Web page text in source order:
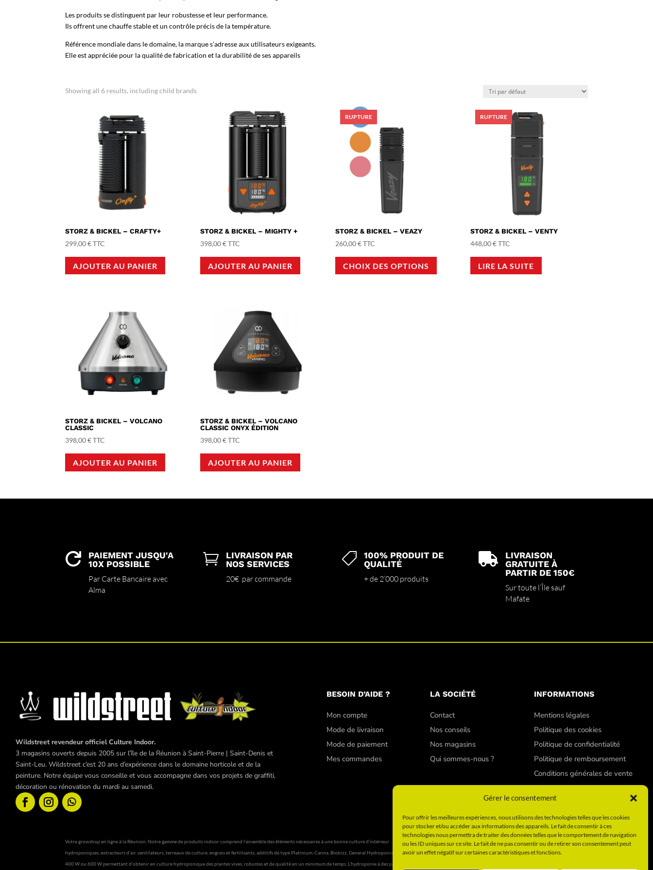
Gérer le consentement
Pour offrir les meilleures expériences, nous utilisons des technologies telles que les cookies
pour stocker et/ou accéder aux informations des appareils. Le fait de consentir à ces
technologies nous permettra de traiter des données telles que le comportement de navigation
ou les ID uniques sur ce site. Le fait de ne pas consentir ou de retirer son consentement peut
avoir un effet négatif sur certaines caractéristiques et fonctions.
Les produits se distinguent par leur robustesse et leur performance.
Ils offrent une chauffe stable et un contrôle précis de la température.
Référence mondiale dans le domaine, la marque s’adresse aux utilisateurs exigeants.
Elle est appréciée pour la qualité de fabrication et la durabilité de ses appareils
Showing all 6 results, including child brands
STORZ & BICKEL – CRAFTY+
299,00€ TTC
AJOUTER AU PANIER
STORZ & BICKEL – MIGHTY +
398,00€TTC
AJOUTER AU PANIER
STORZ & BICKEL – VEAZY
260,00€TTC
CHOIX DES OPTIONS
a
STORZ & BICKEL – VENTY
448,00€TTC
LIRE LA SUITE
STORZ & BICKEL – VOLCANO
CLASSIC
398,00€ TTC
AJOUTER AU PANIER
STORZ & BICKEL – VOLCANO
CLASSIC ONYX ÉDITION
398,00€TTC
AJOUTER AU PANIER

PAIEMENT JUSQU'A
10X POSSIBLE
Par Carte Bancaire avec
Alma

LIVRAISON PAR
NOS SERVICES
20€ par commande

100% PRODUIT DE
QUALITÉ
+ de 2’000 produits

LIVRAISON
GRATUITE À
PARTIR DE 150€
Sur toute l’Île sauf
Mafate
Wildstreet revendeur officiel Culture Indoor.
3 magasins ouverts depuis 2005 sur l’île de la Réunion à Saint-Pierre | Saint-Denis et
Saint-Leu. Wildstreet c’est 20 ans d’expérience dans le domaine horticole et de la
peinture. Notre équipe vous conseille et vous accompagne dans vos projets de graffiti,
décoration ou rénovation du mardi au samedi.
BESOIN D’AIDE ?
Mon compte
Mode de livraison
Mode de paiement
Mes commandes
LA SOCIÉTÉ
Contact
Nos conseils
Nos magasins
Qui sommes-nous ?
INFORMATIONS
Mentions légales
Politique des cookies
Politique de confidentialité
Politique de remboursement
Conditions générales de vente
Votre growshop en ligne à la Réunion. Notre gamme de produits indoor comprend l’ensemble des éléments nécessaires à une bonne culture d’intérieur : cultivez en intérieur grâce à nos chambres de culture, filtres à charbon, systèmes
hydroponiques, extracteurs d’air, ventilateurs, terreaux de culture, engrais et fertilisants, additifs de type Platinium, Canna, Biobizz, General Hydroponics. De même, boostez vos plantes, led, avec les ballasts électroniques Lumatek, Gavita de
400 W ou 600 W permettant d’obtenir en culture hydroponique des plantes vives, robustes et de qualité en un minimum de temps. L’hydroponie à des prix imbattables. Vous pouvez obtenir votre propre culture indoor simplement en suivant